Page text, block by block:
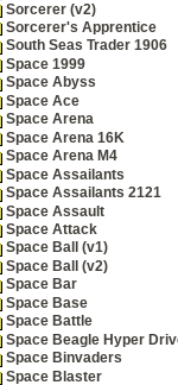
Sorcerer (v2)
Sorcerer's Apprentice
South Seas Trader 1906
Space 1999
Space Abyss
Space Ace
Space Arena
Space Arena 16K
Space Arena M4
Space Assailants
Space Assailants 2121
Space Assault
Space Attack
Space Ball (v1)
Space Ball (v2)
Space Bar
Space Base
Space Battle
Space Beagle Hyper
Space Binvaders
Space Blaster